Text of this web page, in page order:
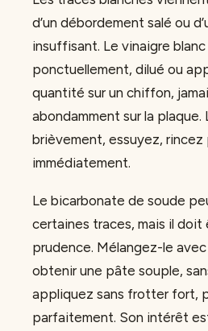
d’un débordement salé ou
insuffisant. Le vinaigre
ponctuellement, dilué ou
quantité sur un chiffon,
abondamment sur la plaque.
brièvement, essuyez, rincez
immédiatement.
Le bicarbonate de soude
certaines traces, mais il
prudence. Mélangez-le avec
obtenir une pâte souple,
appliquez sans frotter fort,
parfaitement. Son intérêt